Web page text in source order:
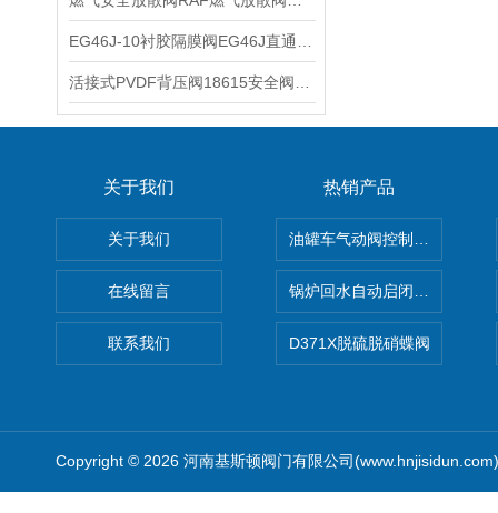
关于我们
关于我们
在线留言
联系我们
热销产品
油罐车气动阀控制气动组合
锅炉回水自动启闭阀KTH41X
D371X脱硫脱硝蝶阀
Copyright © 2026 河南基斯顿阀门有限公司